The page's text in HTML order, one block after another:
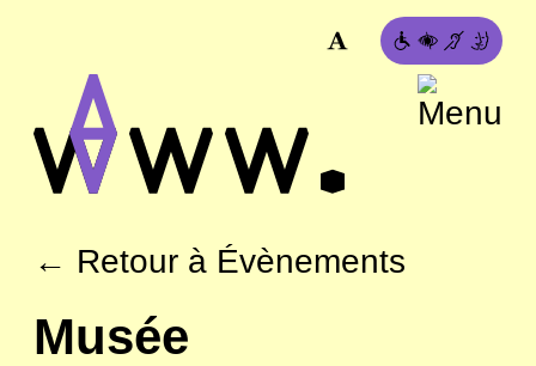
← Retour à Évènements
Musée